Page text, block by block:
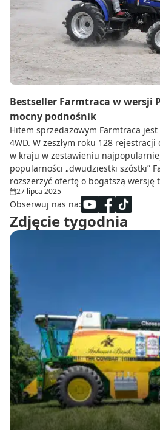
Do zbioru
Rolnictwo precyzyjne
Dealerzy
Ze świata techniki rolniczej
Bestseller Farmtraca w wersji
mocny podnośnik
Hitem sprzedażowym Farmtraca
4WD. W zeszłym roku 128
w kraju w zestawieniu
popularności „dwudziestki szóstki”
rozszerzyć ofertę o bogatszą wersję
27 lipca 2025
Obserwuj nas na:
Zdjęcie tygodnia